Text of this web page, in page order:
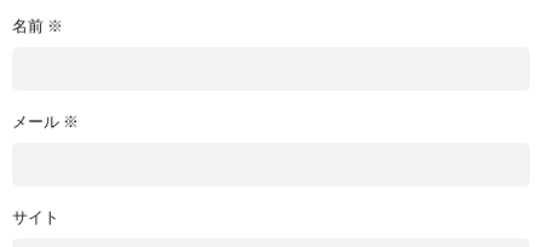
名前 ※
メール ※
サイト